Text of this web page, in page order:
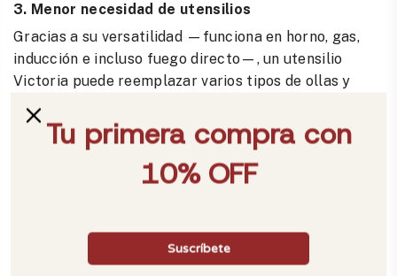
3. Menor necesidad de utensilios
Gracias a su versatilidad —funciona en horno, gas,
inducción e incluso fuego directo—, un utensilio
Victoria puede reemplazar varios tipos de ollas y
optimizando tu cocina.
4. Ahorro energético
El hierro fundido distribuye y retiene el calor de
temperaturas más bajas y mantener los alimentos
calientes sin necesidad de recalentarlos.